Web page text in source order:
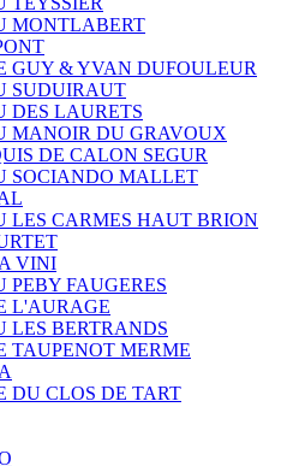
MONTLABERT
GUY & YVAN DUFOULEUR
SUDUIRAUT
DES LAURETS
MANOIR DU GRAVOUX
DE CALON SEGUR
SOCIANDO MALLET
LES CARMES HAUT BRION
VINI
PEBY FAUGERES
L'AURAGE
LES BERTRANDS
TAUPENOT MERME
DU CLOS DE TART